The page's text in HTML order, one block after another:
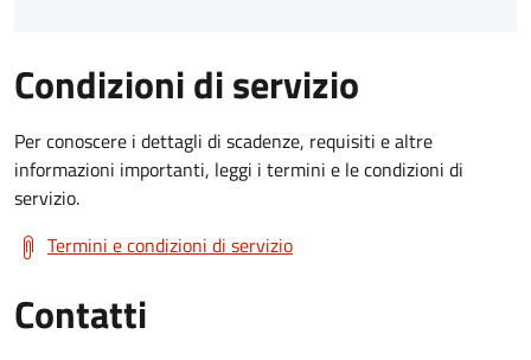
Condizioni di servizio
Per conoscere i dettagli di scadenze, requisiti e altre
informazioni importanti, leggi i termini e le condizioni di
servizio.
Termini e condizioni di servizio
Contatti